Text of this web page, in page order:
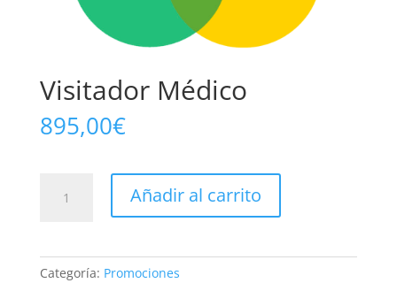
Visitador Médico
895,00€
Médico
Añadir al carrito
Categoría: Promociones